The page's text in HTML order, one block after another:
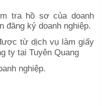
tra hồ sơ của doanh
đăng ký doanh nghiệp.
từ dịch vụ làm giấy
ty tại Tuyên Quang
nghiệp.